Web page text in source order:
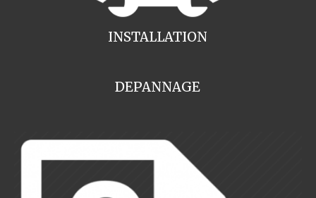
INSTALLATION
DEPANNAGE